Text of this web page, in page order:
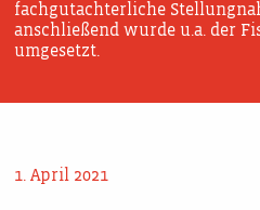
fachgutachterliche
anschließend wurde u.a. der
umgesetzt.
1. April 2021